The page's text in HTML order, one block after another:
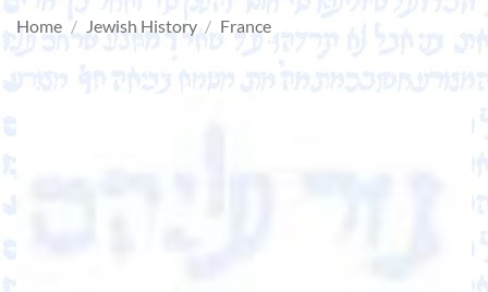
Home / Jewish History / France